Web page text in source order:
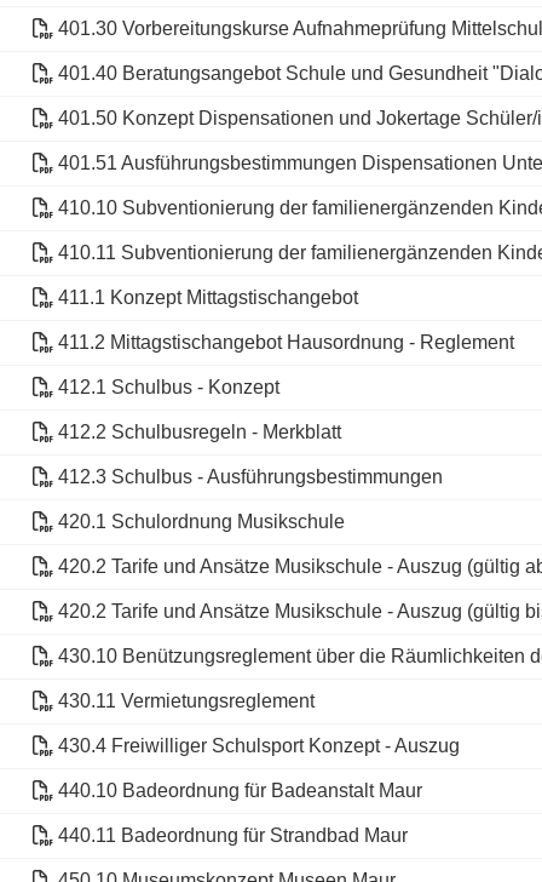
401.30 Vorbereitungskurse Aufnahmeprüfung
401.40 Beratungsangebot Schule und Gesundheit
401.50 Konzept Dispensationen und Jokertage
401.51 Ausführungsbestimmungen Dispensationen
410.10 Subventionierung der familienergänzenden
410.11 Subventionierung der familienergänzenden
411.1 Konzept Mittagstischangebot
411.2 Mittagstischangebot Hausordnung - Reglement
412.1 Schulbus - Konzept
412.2 Schulbusregeln - Merkblatt
412.3 Schulbus - Ausführungsbestimmungen
420.1 Schulordnung Musikschule
420.2 Tarife und Ansätze Musikschule - Auszug (gültig
420.2 Tarife und Ansätze Musikschule - Auszug (gültig
430.10 Benützungsreglement über die Räumlichkeiten
430.11 Vermietungsreglement
430.4 Freiwilliger Schulsport Konzept - Auszug
440.10 Badeordnung für Badeanstalt Maur
440.11 Badeordnung für Strandbad Maur